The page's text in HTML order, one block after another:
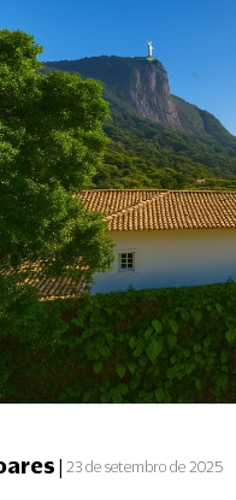
| 23 de setembro de 2025